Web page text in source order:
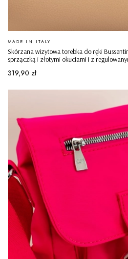
Skórzana wizytowa torebka do ręki
sprzączką i złotymi okuciami i z
PRODUCENT
MADE IN ITALY
Cena
319,90 zł